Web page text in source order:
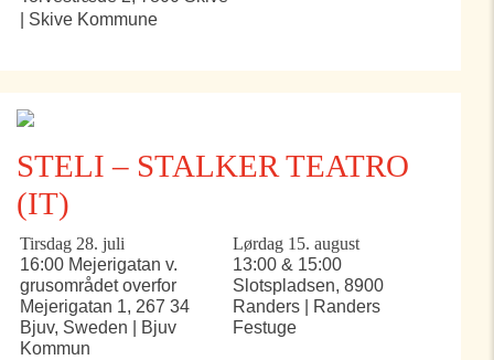
| Skive Kommune
STELI – STALKER TEATRO
(IT)
Tirsdag 28. juli
16:00 Mejerigatan v.
grusområdet overfor
Mejerigatan 1, 267 34
Bjuv, Sweden | Bjuv
Kommun
Lørdag 15. august
13:00 & 15:00
Slotspladsen, 8900
Randers | Randers
Festuge